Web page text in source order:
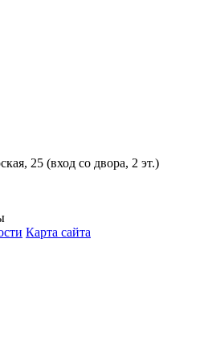
25 (вход со двора, 2 эт.)
Карта сайта